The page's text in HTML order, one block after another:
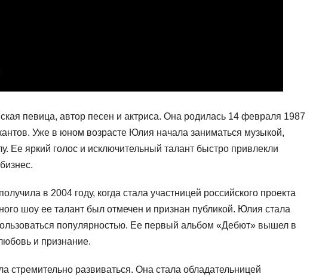
певица, автор песен и актриса. Она родилась 14 февраля 1987
Уже в юном возрасте Юлия начала заниматься музыкой,
Ее яркий голос и исключительный талант быстро привлекли
в 2004 году, когда стала участницей российского проекта
шоу ее талант был отмечен и признан публикой. Юлия стала
популярностью. Ее первый альбом «Дебют» вышел в
и признание.
развиваться. Она стала обладательницей